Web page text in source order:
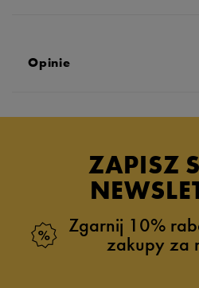
Opinie
ZAPISZ
Zgarnij 10%
zakupy za